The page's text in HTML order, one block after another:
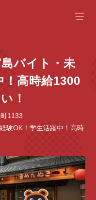
バイト・未
！高時給1300
！
1133
験OK！学生活躍中！高時